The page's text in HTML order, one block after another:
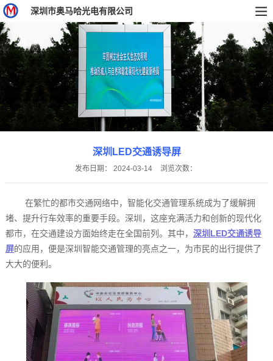
深圳市奥马哈光电有限公司
深圳LED交通诱导屏
发布日期： 2024-03-14 浏览次数：
在繁忙的都市交通网络中，智能化交通管理系统成为了缓解拥
堵、提升行车效率的重要手段。深圳，这座充满活力和创新的现代化
都市，在交通建设方面始终走在全国前列。其中， 深圳LED交通诱导
屏的应用，便是深圳智能交通管理的亮点之一，为市民的出行提供了
大大的便利。